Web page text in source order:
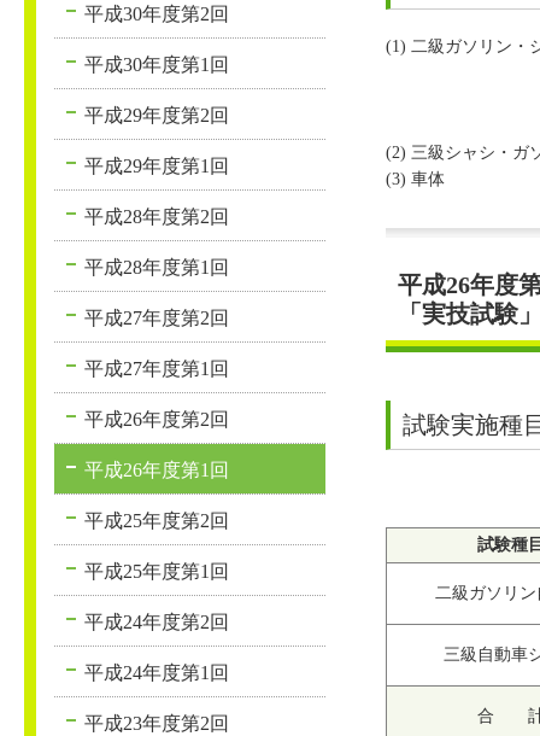
(1) 二級ガソリン・
(2) 三級シャシ・ガ
(3) 車体
平成26年度
「実技試験
試験実施種
試験種
二級ガソリ
三級自動車
合
平成30年度第2回
平成30年度第1回
平成29年度第2回
平成29年度第1回
平成28年度第2回
平成28年度第1回
平成27年度第2回
平成27年度第1回
平成26年度第2回
平成26年度第1回
平成25年度第2回
平成25年度第1回
平成24年度第2回
平成24年度第1回
平成23年度第2回